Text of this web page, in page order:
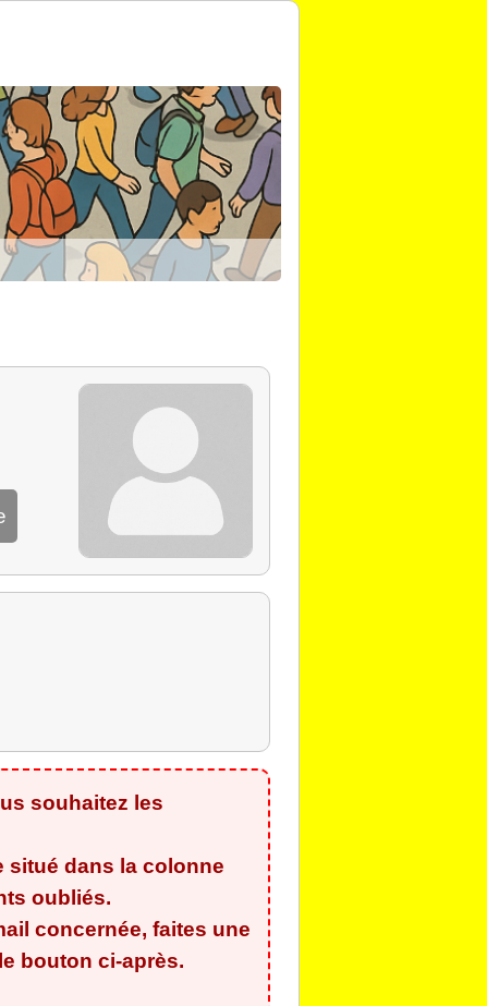
souhaitez les
situé dans la colonne
oubliés.
concernée, faites une
bouton ci-après.